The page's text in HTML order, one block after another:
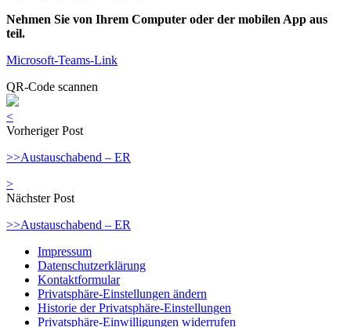
Nehmen Sie von Ihrem Computer oder der mobilen App aus
teil.
Microsoft-Teams-Link
QR-Code scannen
<
Vorheriger Post
>>Austauschabend – ER
>
Nächster Post
>>Austauschabend – ER
Impressum
Datenschutzerklärung
Kontaktformular
Privatsphäre-Einstellungen ändern
Historie der Privatsphäre-Einstellungen
Privatsphäre-Einwilligungen widerrufen